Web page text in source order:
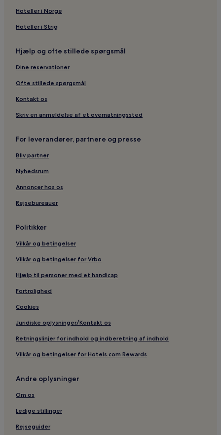
Hoteller i Norge
Hoteller i Strig
Hjælp og ofte stillede spørgsmål
Dine reservationer
Ofte stillede spørgsmål
Kontakt os
Skriv en anmeldelse af et overnatningssted
For leverandører, partnere og presse
Bliv partner
Nyhedsrum
Annoncer hos os
Rejsebureauer
Politikker
Vilkår og betingelser
Vilkår og betingelser for Vrbo
Hjælp til personer med et handicap
Fortrolighed
Cookies
Juridiske oplysninger/Kontakt os
Retningslinjer for indhold og indberetning af indhold
Vilkår og betingelser for Hotels.com Rewards
Andre oplysninger
Om os
Ledige stillinger
Rejseguider